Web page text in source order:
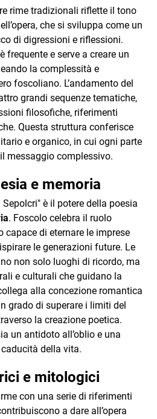
rime tradizionali riflette il tono
che si sviluppa come un
di digressioni e riflessioni.
frequente e serve a creare un
la complessità e
foscoliano. L’andamento del
grandi sequenze tematiche,
filosofiche, riferimenti
Questa struttura conferisce
e organico, in cui ogni parte
messaggio complessivo.
e memoria
è il potere della poesia
. Foscolo celebra il ruolo
capace di eternare le imprese
le generazioni future. Le
non solo luoghi di ricordo, ma
e culturali che guidano la
alla concezione romantica
grado di superare i limiti del
la creazione poetica.
un antidoto all’oblio e una
della vita.
e mitologici
con una serie di riferimenti
a dare all’opera